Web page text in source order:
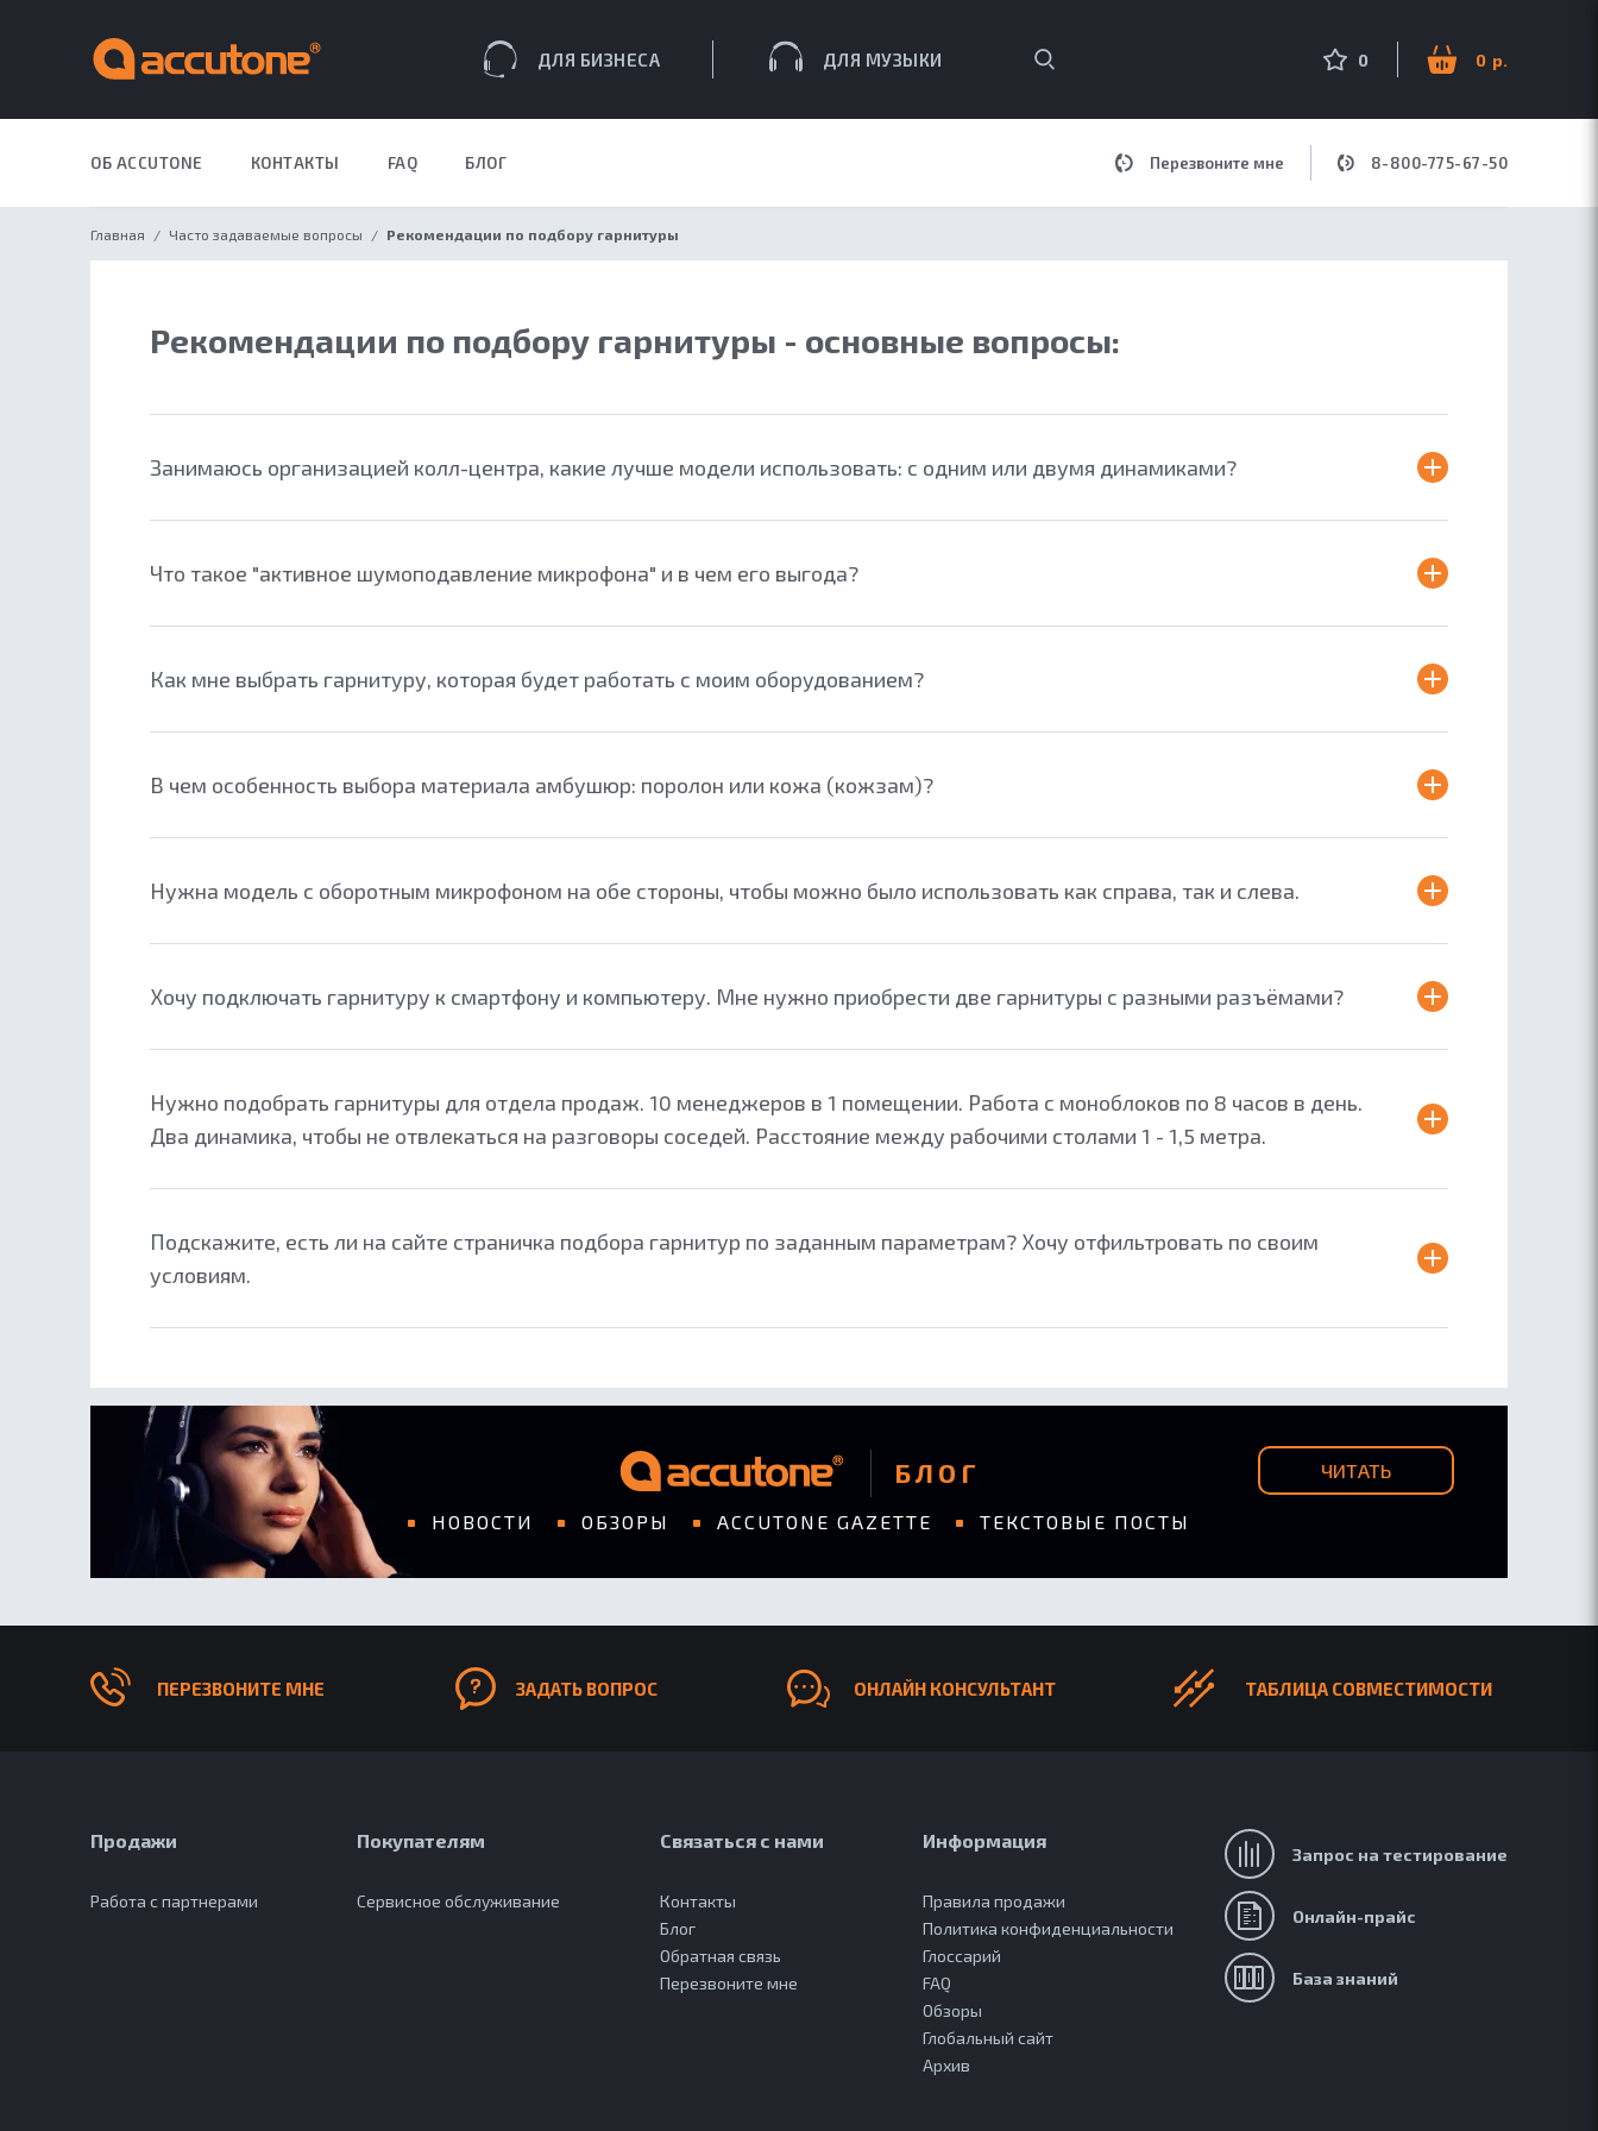
ДЛЯ БИЗНЕСА ДЛЯ МУЗЫКИ
Поиск по сайту
Избранное
0
Корзина
0
ОБ ACCUTONE КОНТАКТЫ FAQ БЛОГ Перезвоните мне 8-800-775-67-50
Всплывающее меню
Навигация по сайту
ОБ ACCUTONE
ПАРТНЕРАМ
БЛОГ
Главная Часто задаваемые вопросы Рекомендации по подбору гарнитуры
Рекомендации по подбору гарнитуры - основные вопросы:
Занимаюсь организацией колл-центра, какие лучше модели использовать: с одним или двумя динамиками?
​Что такое "активное шумоподавление микрофона" и в чем его выгода?
Как мне выбрать гарнитуру, которая будет работать с моим оборудованием?
В чем особенность выбора материала амбушюр: поролон или кожа (кожзам)?
Нужна модель с оборотным микрофоном на обе стороны, чтобы можно было использовать как справа, так и слева.
Хочу подключать гарнитуру к смартфону и компьютеру. Мне нужно приобрести две гарнитуры с разными разъёмами?
Нужно подобрать гарнитуры для отдела продаж. 10 менеджеров в 1 помещении. Работа с моноблоков по 8 часов в день.
Два динамика, чтобы не отвлекаться на разговоры соседей. Расстояние между рабочими столами 1 - 1,5 метра.
Подскажите, есть ли на сайте страничка подбора гарнитур по заданным параметрам? Хочу отфильтровать по своим
условиям.
БЛОГ
НОВОСТИ ОБЗОРЫ ACCUTONE GAZETTE ТЕКСТОВЫЕ ПОСТЫ
ЧИТАТЬ
ПЕРЕЗВОНИТЕ МНЕ ЗАДАТЬ ВОПРОС ОНЛАЙН КОНСУЛЬТАНТ ТАБЛИЦА СОВМЕСТИМОСТИ
Продажи
Работа с партнерами
Покупателям
Сервисное обслуживание
Связаться с нами
Контакты
Блог
Обратная связь
Перезвоните мне
Информация
Правила продажи
Политика конфиденциальности
Глоссарий
FAQ
Обзоры
Глобальный сайт
Архив
Запрос на тестирование
Онлайн-прайс
База знаний